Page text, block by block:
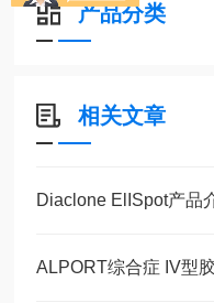
产品分类
相关文章
Diaclone ElISpot产品
ALPORT综合症 IV型